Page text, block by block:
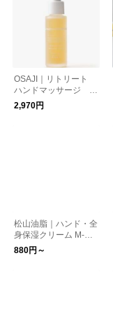
OSAJI｜リトリート
ハンドマッサージ セ
ラム
2,970円
松山油脂｜ハンド・全
身保湿クリーム M-ma
rk series
880円～